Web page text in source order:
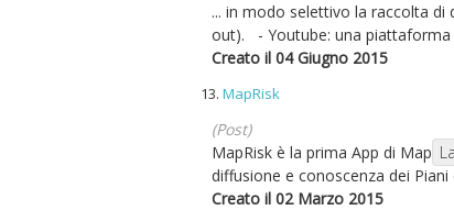
... in modo selettivo la raccolta di
out). - Youtube: una piattaforma
Creato il 04 Giugno 2015
13. MapRisk
(Post)
MapRisk è la prima App di Map
diffusione e conoscenza dei Piani
Creato il 02 Marzo 2015